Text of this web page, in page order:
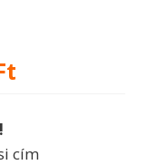
-
cím